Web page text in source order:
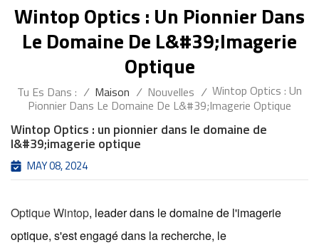
Wintop Optics : Un Pionnier Dans
Le Domaine De L&#39;imagerie
Optique
Tu Es Dans : / Maison / Nouvelles / Wintop Optics : Un
Pionnier Dans Le Domaine De L&#39;imagerie Optique
Wintop Optics : un pionnier dans le domaine de
l&#39;imagerie optique
MAY 08, 2024
Optique Wintop, leader dans le domaine de l'imagerie
optique, s'est engagé dans la recherche, le